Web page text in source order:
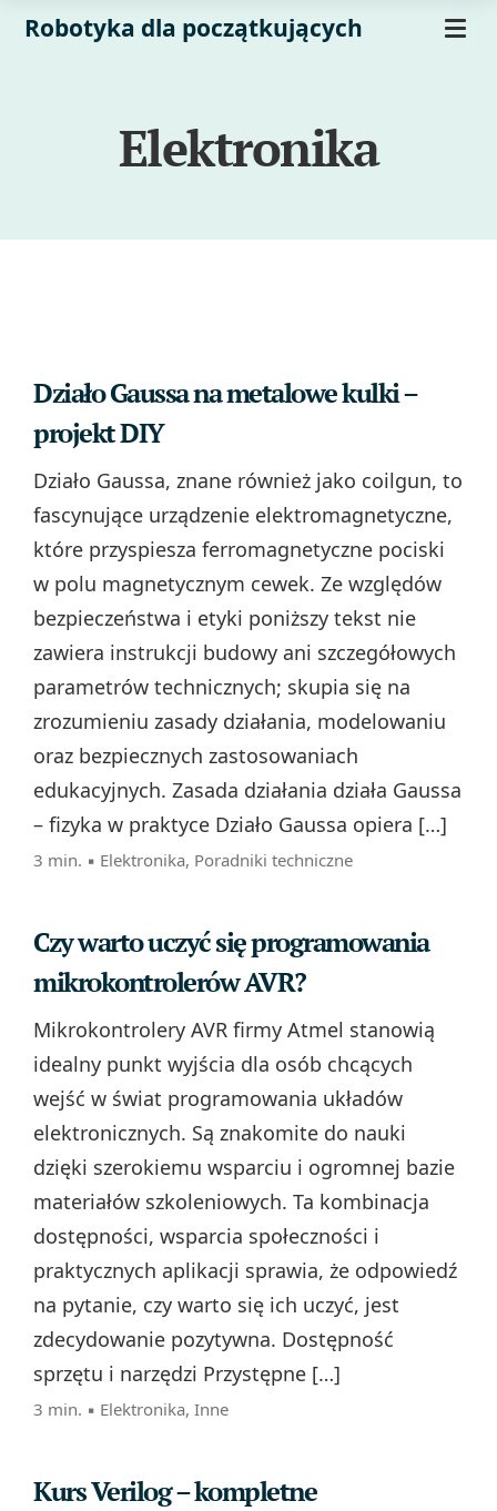
Robotyka dla początkujących
Elektronika
Działo Gaussa na metalowe kulki –
projekt DIY
Działo Gaussa, znane również jako coilgun, to
fascynujące urządzenie elektromagnetyczne,
które przyspiesza ferromagnetyczne pociski
w polu magnetycznym cewek. Ze względów
bezpieczeństwa i etyki poniższy tekst nie
zawiera instrukcji budowy ani szczegółowych
parametrów technicznych; skupia się na
zrozumieniu zasady działania, modelowaniu
oraz bezpiecznych zastosowaniach
edukacyjnych. Zasada działania działa Gaussa
– fizyka w praktyce Działo Gaussa opiera […]
3 min. ▪ Elektronika, Poradniki techniczne
Czy warto uczyć się programowania
mikrokontrolerów AVR?
Mikrokontrolery AVR firmy Atmel stanowią
idealny punkt wyjścia dla osób chcących
wejść w świat programowania układów
elektronicznych. Są znakomite do nauki
dzięki szerokiemu wsparciu i ogromnej bazie
materiałów szkoleniowych. Ta kombinacja
dostępności, wsparcia społeczności i
praktycznych aplikacji sprawia, że odpowiedź
na pytanie, czy warto się ich uczyć, jest
zdecydowanie pozytywna. Dostępność
sprzętu i narzędzi Przystępne […]
3 min. ▪ Elektronika, Inne
Kurs Verilog – kompletne